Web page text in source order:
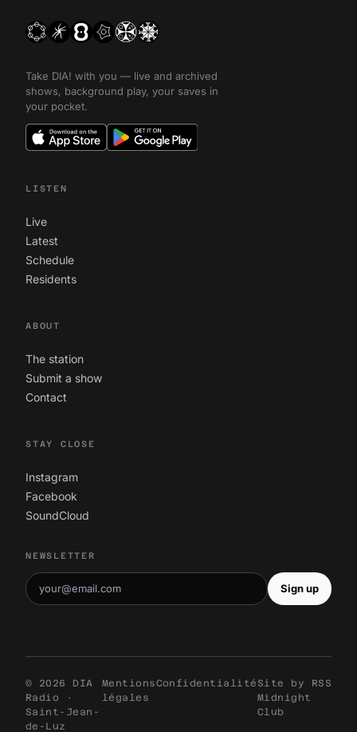
Take DIA! with you — live and archived
shows, background play, your saves in
your pocket.
LISTEN
Live
Latest
Schedule
Residents
ABOUT
The station
Submit a show
Contact
STAY CLOSE
Instagram
Facebook
SoundCloud
NEWSLETTER
Sign up
© 2026 DIA
Radio ·
Saint-Jean-
de-Luz
Mentions
légales
Confidentialité Site by
Midnight
Club
RSS